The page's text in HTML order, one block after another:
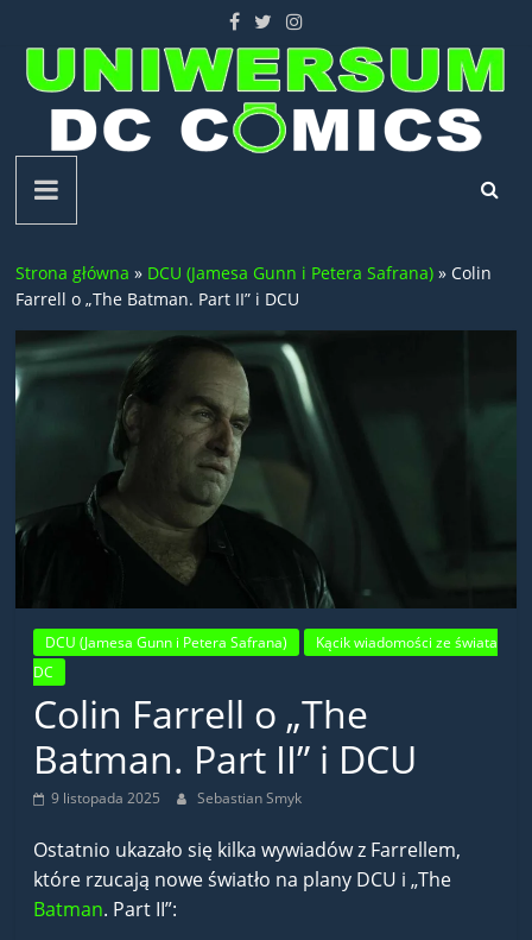
content
Uniwersum
DC
Comics
Strona główna » DCU (Jamesa Gunn i Petera Safrana) »Colin
Farrell o „The Batman. Part II” i DCU
DCU (Jamesa Gunn i Petera Safrana)
Kącik wiadomości ze świata
DC
Colin Farrell o „The
Batman. Part II” i DCU
9 listopada 2025 Sebastian Smyk
Ostatnio ukazało się kilka wywiadów z Farrellem,
które rzucają nowe światło na plany DCU i „The
Batman. Part II”: